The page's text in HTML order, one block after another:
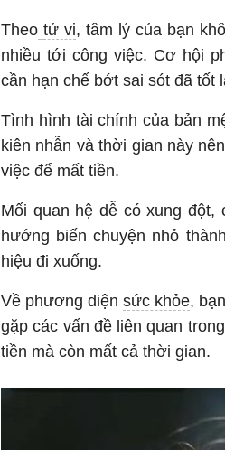
Theo tử vi, tâm lý của bạn
nhiều tới công việc. Cơ hội
cần hạn chế bớt sai sót đã tốt
Tình hình tài chính của bản
kiên nhẫn và thời gian này
việc để mất tiền.
Mối quan hệ dễ có xung đột,
hướng biến chuyện nhỏ
hiệu đi xuống.
Về phương diện sức khỏe,
gặp các vấn đề liên quan
tiền mà còn mất cả thời gian.